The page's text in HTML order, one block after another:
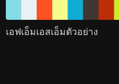
เอฟเอ็มเอสเอ็มตัวอย่าง